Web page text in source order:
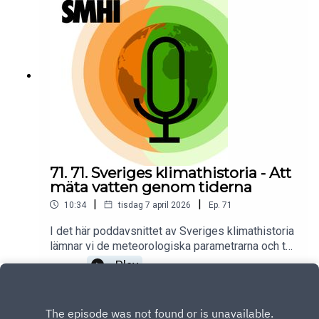
djupdyker vi i ämnet och får reda på hur ett
varmare Sverige påverkar vattnets
flöden.Programledare för poddserien Sveriges
klimathistoria är Priya Eklund.
71. 71. Sveriges klimathistoria - Att
mäta vatten genom tiderna
10:34 | tisdag 7 april 2026 | Ep. 71
I det här poddavsnittet av Sveriges klimathistoria
lämnar vi de meteorologiska parametrarna och tar
oss istället en titt på hydrologin. Hur länge har vi
Play